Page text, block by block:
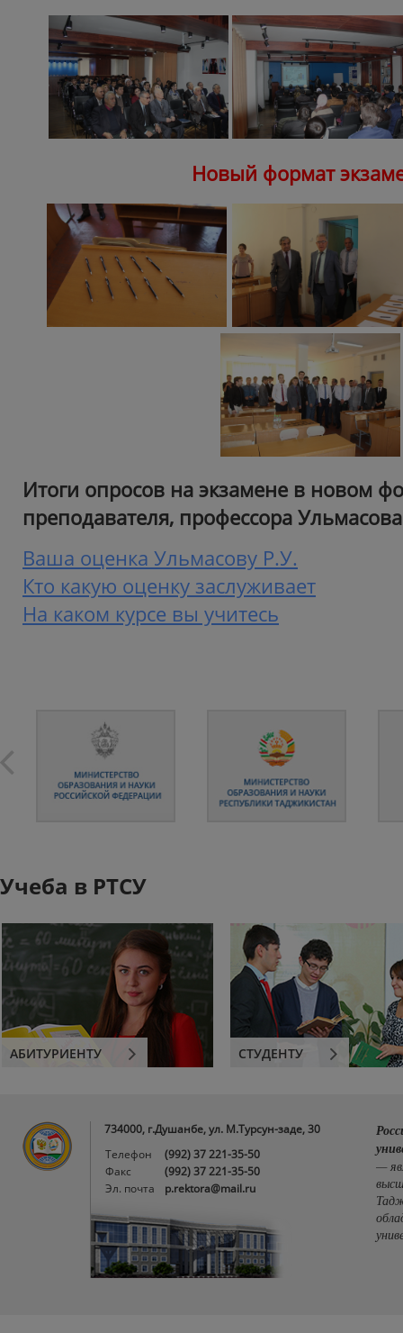
Новый формат
Итоги опросов на экзамене в новом
преподавателя, профессора
Ваша оценка Ульмасову Р.У.
Кто какую оценку заслуживает
На каком курсе вы учитесь
Учеба в РТСУ
АБИТУРИЕНТУ СТУДЕНТУ
734000, г.Душанбе, ул. М.Турсун-заде, 30
Телефон
(992) 37 221-35-50
Факс
(992) 37 221-35-50
Эл. почта
p.rektora@mail.ru
—